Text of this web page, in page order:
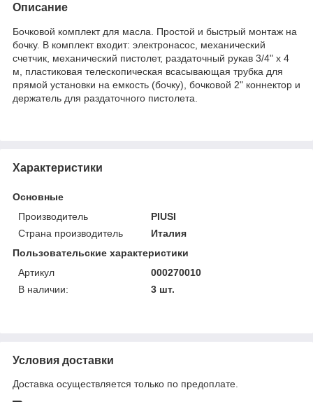
Описание
Бочковой комплект для масла. Простой и быстрый монтаж на
бочку. В комплект входит: электронасос, механический
счетчик, механический пистолет, раздаточный рукав 3/4" x 4
м, пластиковая телескопическая всасывающая трубка для
прямой установки на емкость (бочку), бочковой 2" коннектор и
держатель для раздаточного пистолета.
Характеристики
Основные
Производитель
PIUSI
Страна производитель
Италия
Пользовательские характеристики
Артикул
000270010
В наличии:
3 шт.
Условия доставки
Доставка осуществляется только по предоплате.